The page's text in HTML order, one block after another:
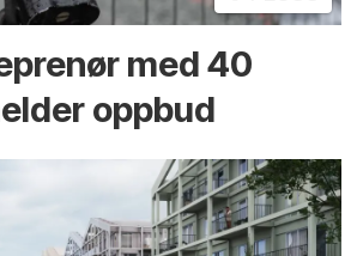
med 40
oppbud